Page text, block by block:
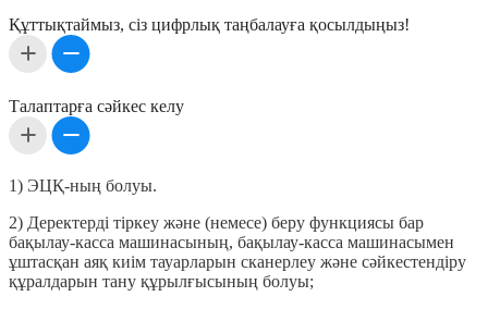
Құттықтаймыз, сіз цифрлық таңбалауға қосылдыңыз!
Талаптарға сәйкес келу
1) ЭЦҚ-ның болуы.
2) Деректерді тіркеу және (немесе) беру функциясы бар
бақылау-касса машинасының, бақылау-касса машинасымен
ұштасқан аяқ киім тауарларын сканерлеу және сәйкестендіру
құралдарын тану құрылғысының болуы;